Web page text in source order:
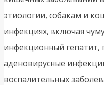
этиологии, собакам и
инфекциях, включая
инфекционный гепатит,
аденовирусные
воспалительных